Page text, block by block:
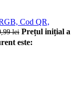
Cod QR,
lei Prețul inițial a
este: